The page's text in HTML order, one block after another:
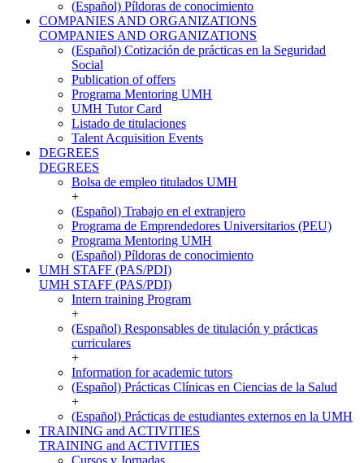
(Español) Píldoras de conocimiento
COMPANIES AND ORGANIZATIONS
COMPANIES AND ORGANIZATIONS
(Español) Cotización de prácticas en la Seguridad
Social
Publication of offers
Programa Mentoring UMH
UMH Tutor Card
Listado de titulaciones
Talent Acquisition Events
DEGREES
DEGREES
Bolsa de empleo titulados UMH
+
(Español) Trabajo en el extranjero
Programa de Emprendedores Universitarios (PEU)
Programa Mentoring UMH
(Español) Píldoras de conocimiento
UMH STAFF (PAS/PDI)
UMH STAFF (PAS/PDI)
Intern training Program
+
(Español) Responsables de titulación y prácticas
curriculares
+
Information for academic tutors
(Español) Prácticas Clínicas en Ciencias de la Salud
+
(Español) Prácticas de estudiantes externos en la UMH
TRAINING and ACTIVITIES
TRAINING and ACTIVITIES
Cursos y Jornadas